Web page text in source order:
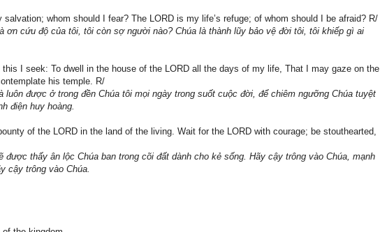
whom should I fear? The LORD is my life’s refuge; of whom should I be afraid? R/
ơn cứu độ của tôi, tôi còn sợ người nào? Chúa là thành lũy bảo vệ đời tôi, tôi khiếp gì ai
I seek: To dwell in the house of the LORD all the days of my life, That I may gaze on the
his temple. R/
được ở trong đền Chúa tôi mọi ngày trong suốt cuộc đời, để chiêm ngưỡng Chúa tuyệt
điện huy hoàng.
of the LORD in the land of the living. Wait for the LORD with courage; be stouthearted,
thấy ân lộc Chúa ban trong cõi đất dành cho kẻ sống. Hãy cậy trông vào Chúa, mạnh
cậy trông vào Chúa.